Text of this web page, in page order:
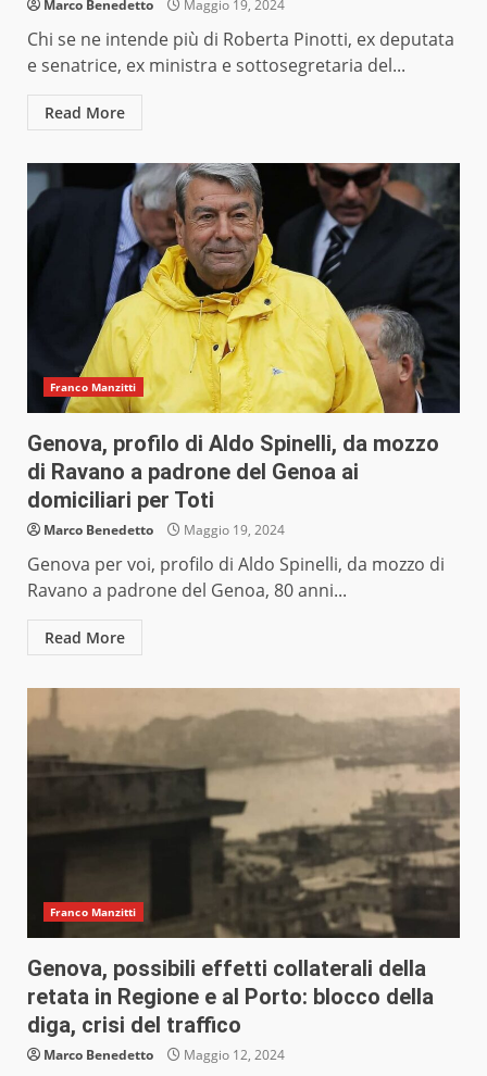
Marco Benedetto Maggio 19, 2024
Chi se ne intende più di Roberta Pinotti, ex deputata
e senatrice, ex ministra e sottosegretaria del...
Read More
Franco Manzitti
Genova, profilo di Aldo Spinelli, da mozzo
di Ravano a padrone del Genoa ai
domiciliari per Toti
Marco Benedetto Maggio 19, 2024
Genova per voi, profilo di Aldo Spinelli, da mozzo di
Ravano a padrone del Genoa, 80 anni...
Read More
Franco Manzitti
Genova, possibili effetti collaterali della
retata in Regione e al Porto: blocco della
diga, crisi del traffico
Marco Benedetto Maggio 12, 2024